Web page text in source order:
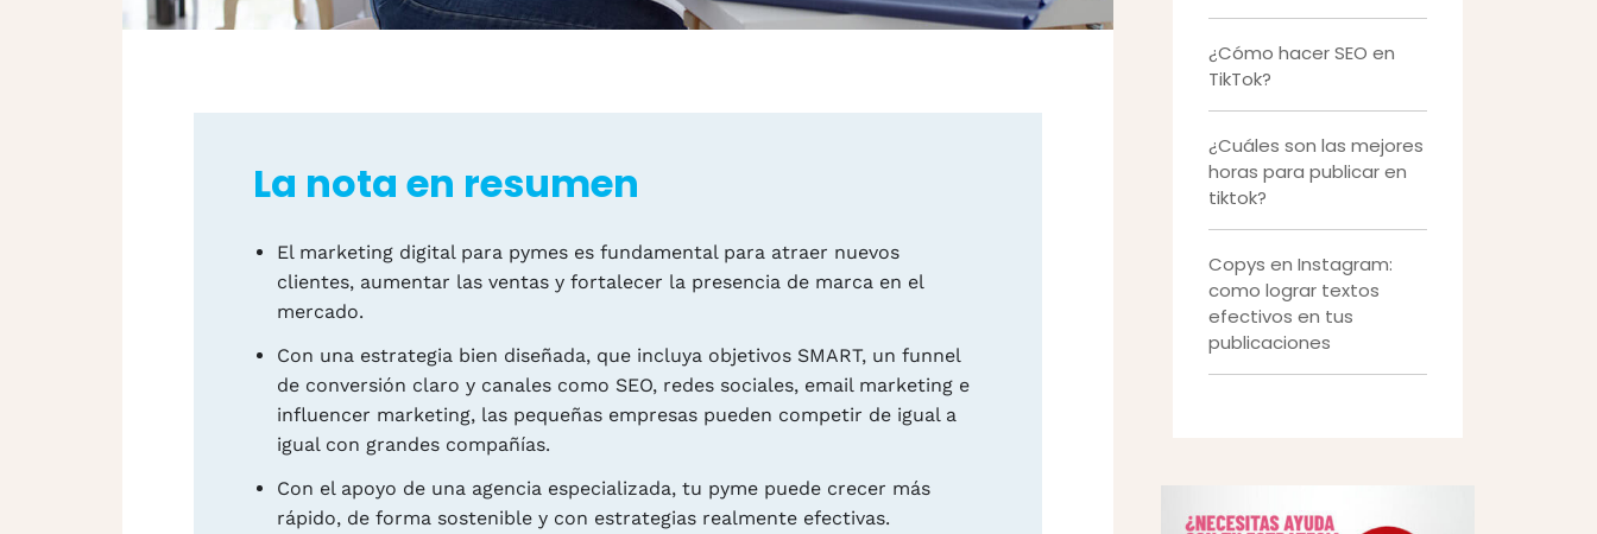
La nota en resumen
El marketing digital para pymes es fundamental para atraer nuevos
clientes, aumentar las ventas y fortalecer la presencia de marca en el
mercado.
Con una estrategia bien diseñada, que incluya objetivos SMART, un funnel
de conversión claro y canales como SEO, redes sociales, email marketing e
influencer marketing, las pequeñas empresas pueden competir de igual a
igual con grandes compañías.
Con el apoyo de una agencia especializada, tu pyme puede crecer más
rápido, de forma sostenible y con estrategias realmente efectivas.
¿Cómo hacer SEO en
TikTok?
¿Cuáles son las mejores
horas para publicar en
tiktok?
Copys en Instagram:
como lograr textos
efectivos en tus
publicaciones